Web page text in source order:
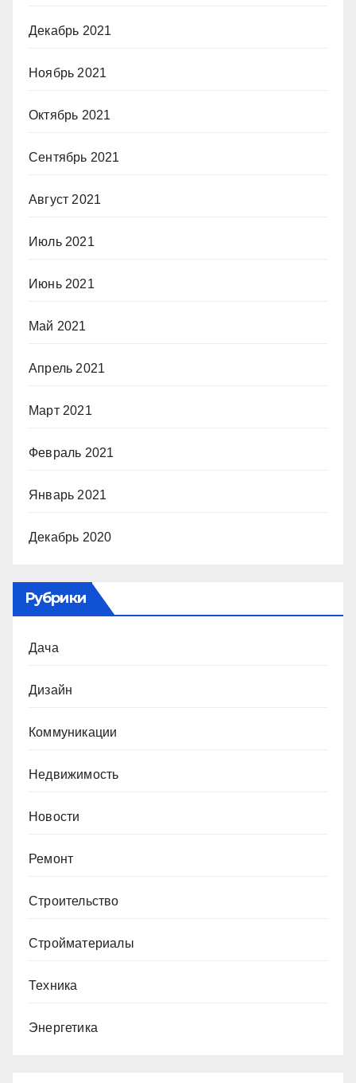
Декабрь 2021
Ноябрь 2021
Октябрь 2021
Сентябрь 2021
Август 2021
Июль 2021
Июнь 2021
Май 2021
Апрель 2021
Март 2021
Февраль 2021
Январь 2021
Декабрь 2020
Рубрики
Дача
Дизайн
Коммуникации
Недвижимость
Новости
Ремонт
Строительство
Стройматериалы
Техника
Энергетика